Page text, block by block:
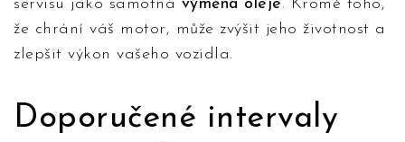
servisu jako samotná výměna oleje. Kromě toho,
že chrání váš motor, může zvýšit jeho životnost a
zlepšit výkon vašeho vozidla.
Doporučené intervaly